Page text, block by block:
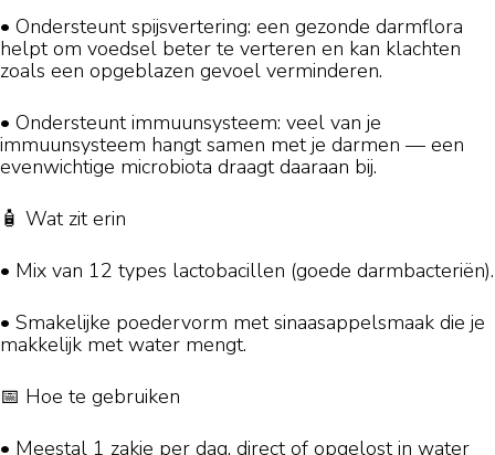
• Ondersteunt spijsvertering: een gezonde darmflora
helpt om voedsel beter te verteren en kan klachten
zoals een opgeblazen gevoel verminderen.
• Ondersteunt immuunsysteem: veel van je
immuunsysteem hangt samen met je darmen — een
evenwichtige microbiota draagt daaraan bij.
🧴 Wat zit erin
• Mix van 12 types lactobacillen (goede darmbacteriën).
• Smakelijke poedervorm met sinaasappelsmaak die je
makkelijk met water mengt.
📅 Hoe te gebruiken
• Meestal 1 zakje per dag, direct of opgelost in water